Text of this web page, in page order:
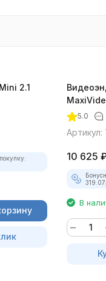
2.1
5.0
Артикул:
10 625
319.07
В